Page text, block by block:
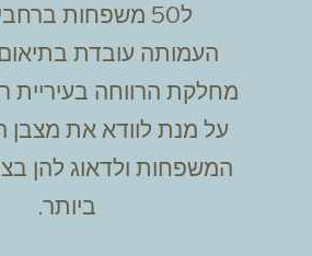
ל50 משפחות ברחבי העיר.
העמותה עובדת
מחלקת הרווחה בעיריית
על מנת לוודא את מצבן
המשפחות ולדאוג להן
ביותר.